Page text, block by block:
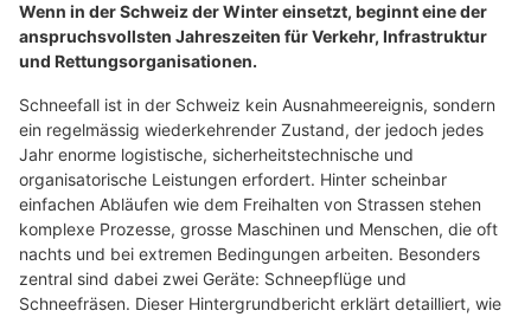
Wenn in der Schweiz der Winter einsetzt, beginnt eine der
anspruchsvollsten Jahreszeiten für Verkehr, Infrastruktur
und Rettungsorganisationen.
Schneefall ist in der Schweiz kein Ausnahmeereignis, sondern
ein regelmässig wiederkehrender Zustand, der jedoch jedes
Jahr enorme logistische, sicherheitstechnische und
organisatorische Leistungen erfordert. Hinter scheinbar
einfachen Abläufen wie dem Freihalten von Strassen stehen
komplexe Prozesse, grosse Maschinen und Menschen, die oft
nachts und bei extremen Bedingungen arbeiten. Besonders
zentral sind dabei zwei Geräte: Schneepflüge und
Schneefräsen. Dieser Hintergrundbericht erklärt detailliert, wie